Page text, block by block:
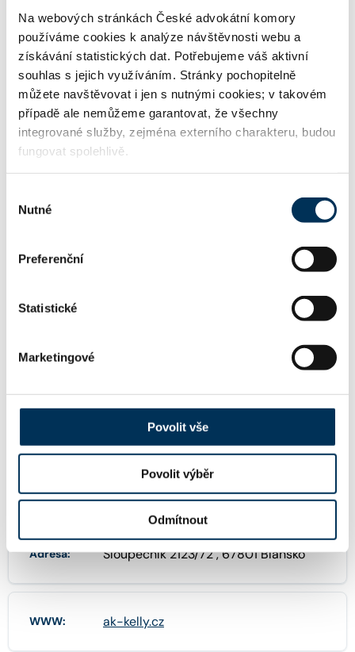
Na webových stránkách České advokátní komory
používáme cookies k analýze návštěvnosti webu a
získávání statistických dat. Potřebujeme váš aktivní
souhlas s jejich využíváním. Stránky pochopitelně
můžete navštěvovat i jen s nutnými cookies; v takovém
případě ale nemůžeme garantovat, že všechny
integrované služby, zejména externího charakteru, budou
fungovat spolehlivě.
souhlasu
Nutné
Preferenční
Statistické
Marketingové
Povolit vše
Povolit výběr
Odmítnout
Chrenek, Toman, Kotrba advokátní kancelář spol. s.
r.o.
KONTAKT
WWW: ak-kelly.cz
JUDr. Karolina Kelly, advokátka
Adresa: Sloupečník 2123/72 , 67801 Blansko
WWW: ak-kelly.cz